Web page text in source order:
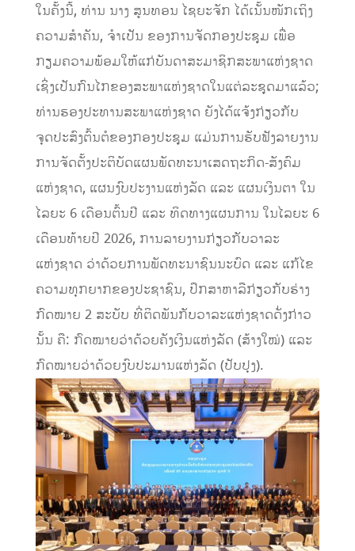
ໃນຄັ້ງນີ້, ທ່ານ ນາງ ສູນທອນ ໄຊຍະຈັກ ໄດ້ເນັ້ນໜັກເຖິງ
ຄວາມສໍາຄັນ, ຈໍາເປັນ ຂອງການຈັດກອງປະຊຸມ ເພື່ອ
ກຽມຄວາມພ້ອມໃຫ້ແກ່ບັນດາສະມາຊິກສະພາແຫ່ງຊາດ
ເຊິ່ງເປັນກົນໄກຂອງສະພາແຫ່ງຊາດໃນແຕ່ລະຊຸດມາແລ້ວ;
ທ່ານຮອງປະທານສະພາແຫ່ງຊາດ ຍັງໄດ້ແຈ້ງກ່ຽວກັບ
ຈຸດປະສົງຕົ້ນຕໍຂອງກອງປະຊຸມ ແມ່ນການຮັບຟັງລາຍງານ
ການຈັດຕັ້ງປະຕິບັດແຜນພັດທະນາເສດຖະກິດ-ສັງຄົມ
ແຫ່ງຊາດ, ແຜນງົບປະງານແຫ່ງລັດ ແລະ ແຜນເງິນຕາ ໃນ
ໄລຍະ 6 ເດືອນຕົ້ນປີ ແລະ ທິດທາງແຜນການ ໃນໄລຍະ 6
ເດືອນທ້າຍປີ 2026, ການລາຍງານກ່ຽວກັບວາລະ
ແຫ່ງຊາດ ວ່າດ້ວຍການພັດທະນາຊົນນະບົດ ແລະ ແກ້ໄຂ
ຄວາມທຸກຍາກຂອງປະຊາຊົນ, ປຶກສາຫາລືກ່ຽວກັບຮ່າງ
ກົດໝາຍ 2 ສະບັບ ທີ່ຕິດພັນກັບວາລະແຫ່ງຊາດດັ່ງກ່າວ
ນັ້ນ ຄື: ກົດໝາຍວ່າດ້ວຍຄັງເງິນແຫ່ງລັດ (ສ້າງໃໝ່) ແລະ
ກົດໝາຍວ່າດ້ວຍງົບປະມານແຫ່ງລັດ (ປັບປຸງ).